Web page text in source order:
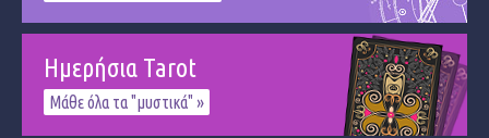
Ημερήσια Tarot
Μάθε όλα τα "μυστικά" »